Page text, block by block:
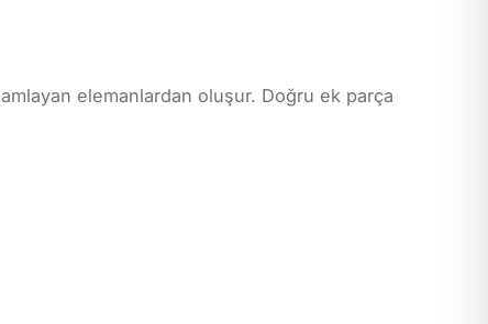
elemanlardan oluşur. Doğru ek parça